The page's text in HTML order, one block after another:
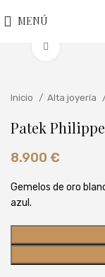
MENÚ
Inicio Alta joyería
Patek
8.900 €
Gemelos de oro
azul.